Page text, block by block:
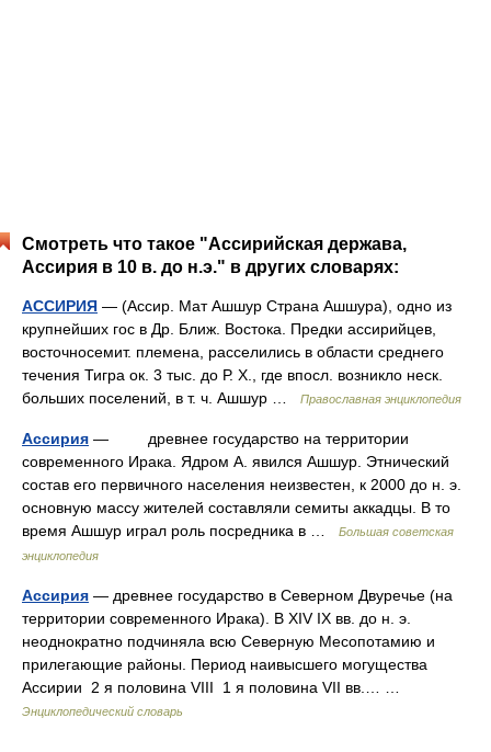
Смотреть что такое "Ассирийская держава,
Ассирия в 10 в. до н.э." в других словарях:
АССИРИЯ — (Ассир. Мат Ашшур Страна Ашшура), одно из
крупнейших гос в Др. Ближ. Востока. Предки ассирийцев,
восточносемит. племена, расселились в области среднего
течения Тигра ок. 3 тыс. до Р. Х., где впосл. возникло неск.
больших поселений, в т. ч. Ашшур …
Православная энциклопедия
Ассирия — древнее государство на территории
современного Ирака. Ядром А. явился Ашшур. Этнический
состав его первичного населения неизвестен, к 2000 до н. э.
основную массу жителей составляли семиты аккадцы. В то
время Ашшур играл роль посредника в …
Большая советская
энциклопедия
Ассирия — древнее государство в Северном Двуречье (на
территории современного Ирака). В XIV IX вв. до н. э.
неоднократно подчиняла всю Северную Месопотамию и
прилегающие районы. Период наивысшего могущества
Ассирии 2 я половина VIII 1 я половина VII вв.… …
Энциклопедический словарь